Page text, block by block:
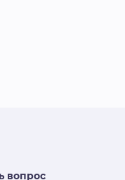
вопрос